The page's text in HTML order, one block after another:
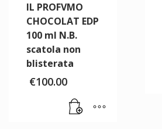
IL PROFVMO
CHOCOLAT EDP
100 ml N.B.
scatola non
blisterata
€100.00